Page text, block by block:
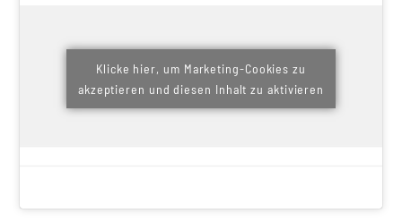
Klicke hier, um Marketing-Cookies zu
akzeptieren und diesen Inhalt zu aktivieren